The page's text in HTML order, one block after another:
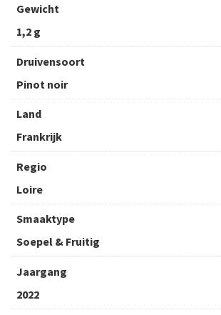
Gewicht
1,2 g
Druivensoort
Pinot noir
Land
Frankrijk
Regio
Loire
Smaaktype
Soepel & Fruitig
Jaargang
2022